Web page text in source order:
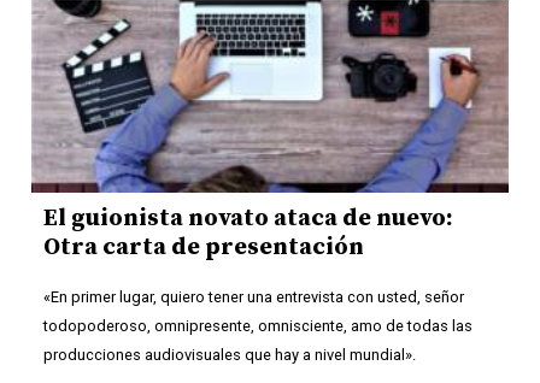
El guionista novato ataca de nuevo:
Otra carta de presentación
«En primer lugar, quiero tener una entrevista con usted, señor
todopoderoso, omnipresente, omnisciente, amo de todas las
producciones audiovisuales que hay a nivel mundial».